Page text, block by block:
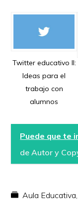
Twitter educativo II:
Ideas para el
trabajo con
alumnos
Puede que te
de Autor y
Aula Educativa